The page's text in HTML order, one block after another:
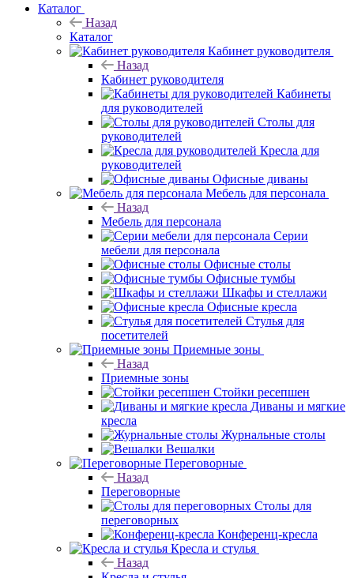
Каталог
Назад
Каталог
Кабинет руководителя
Назад
Кабинет руководителя
Кабинеты
для руководителей
Столы для
руководителей
Кресла для
руководителей
Офисные диваны
Мебель для персонала
Назад
Мебель для персонала
Серии
мебели для персонала
Офисные столы
Офисные тумбы
Шкафы и стеллажи
Офисные кресла
Стулья для
посетителей
Приемные зоны
Назад
Приемные зоны
Стойки ресепшен
Диваны и мягкие
кресла
Журнальные столы
Вешалки
Переговорные
Назад
Переговорные
Столы для
переговорных
Конференц-кресла
Кресла и стулья
Назад